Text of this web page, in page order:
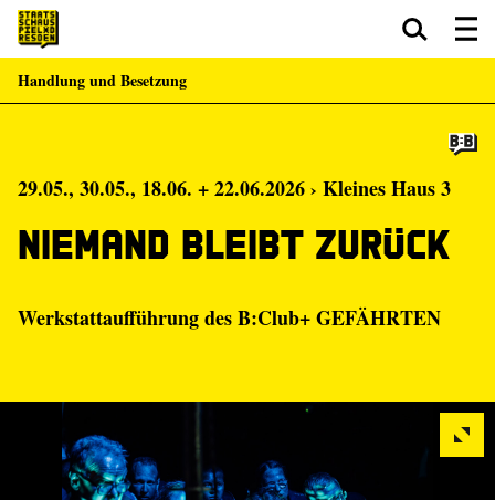
Zum Hauptinhalt springen
Handlung und Besetzung
29.05., 30.05., 18.06. + 22.06.2026 › Kleines Haus 3
Niemand bleibt zurück
Werkstattaufführung des B:Club+ GEFÄHRTEN